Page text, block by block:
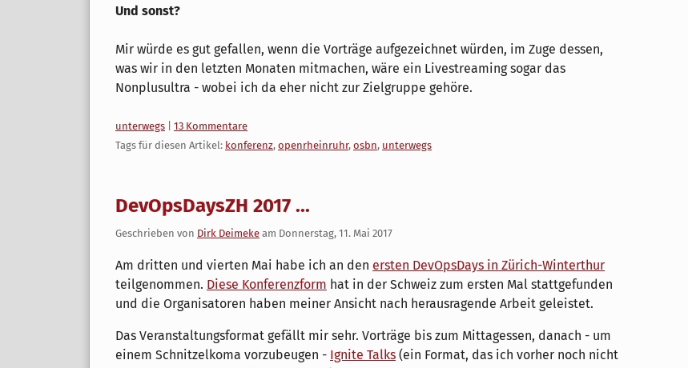
Und sonst?
Mir würde es gut gefallen, wenn die Vorträge aufgezeichnet würden, im Zuge dessen,
was wir in den letzten Monaten mitmachen, wäre ein Livestreaming sogar das
Nonplusultra - wobei ich da eher nicht zur Zielgruppe gehöre.
Kategorien:
unterwegs
13 Kommentare
Tags für diesen Artikel: konferenz, openrheinruhr, osbn, unterwegs
DevOpsDaysZH 2017 ...
Geschrieben von Dirk Deimeke am Donnerstag, 11. Mai 2017
Am dritten und vierten Mai habe ich an den ersten DevOpsDays in Zürich-Winterthur
teilgenommen. Diese Konferenzform hat in der Schweiz zum ersten Mal stattgefunden
und die Organisatoren haben meiner Ansicht nach herausragende Arbeit geleistet.
Das Veranstaltungsformat gefällt mir sehr. Vorträge bis zum Mittagessen, danach - um
einem Schnitzelkoma vorzubeugen - Ignite Talks (ein Format, das ich vorher noch nicht